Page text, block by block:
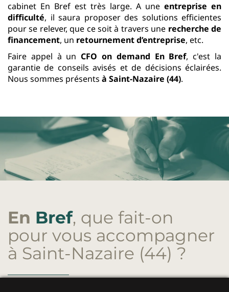
cabinet En Bref est très large. A une entreprise en
difficulté, il saura proposer des solutions efficientes
pour se relever, que ce soit à travers une recherche de
financement, un retournement d’entreprise, etc.
Faire appel à unCFO on demand En Bref, c'est la
garantie de conseils avisés et de décisions éclairées.
Nous sommes présents à Saint-Nazaire (44).
En Bref, que fait-on
pour vous accompagner
à Saint-Nazaire (44) ?